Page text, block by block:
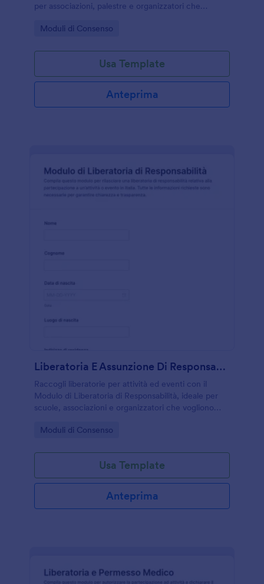
per associazioni, palestre e organizzatori che
ordinato.
Go to Category:
Moduli di Consenso
Usa Template
Anteprima
Liberatoria E Assunzione Di Responsabilità
Raccogli liberatorie per attività ed eventi con il
Modulo di Liberatoria di Responsabilità, ideale per
scuole, associazioni e organizzatori che vogliono
modo digitale con Jotform.
Go to Category:
Moduli di Consenso
Usa Template
Anteprima